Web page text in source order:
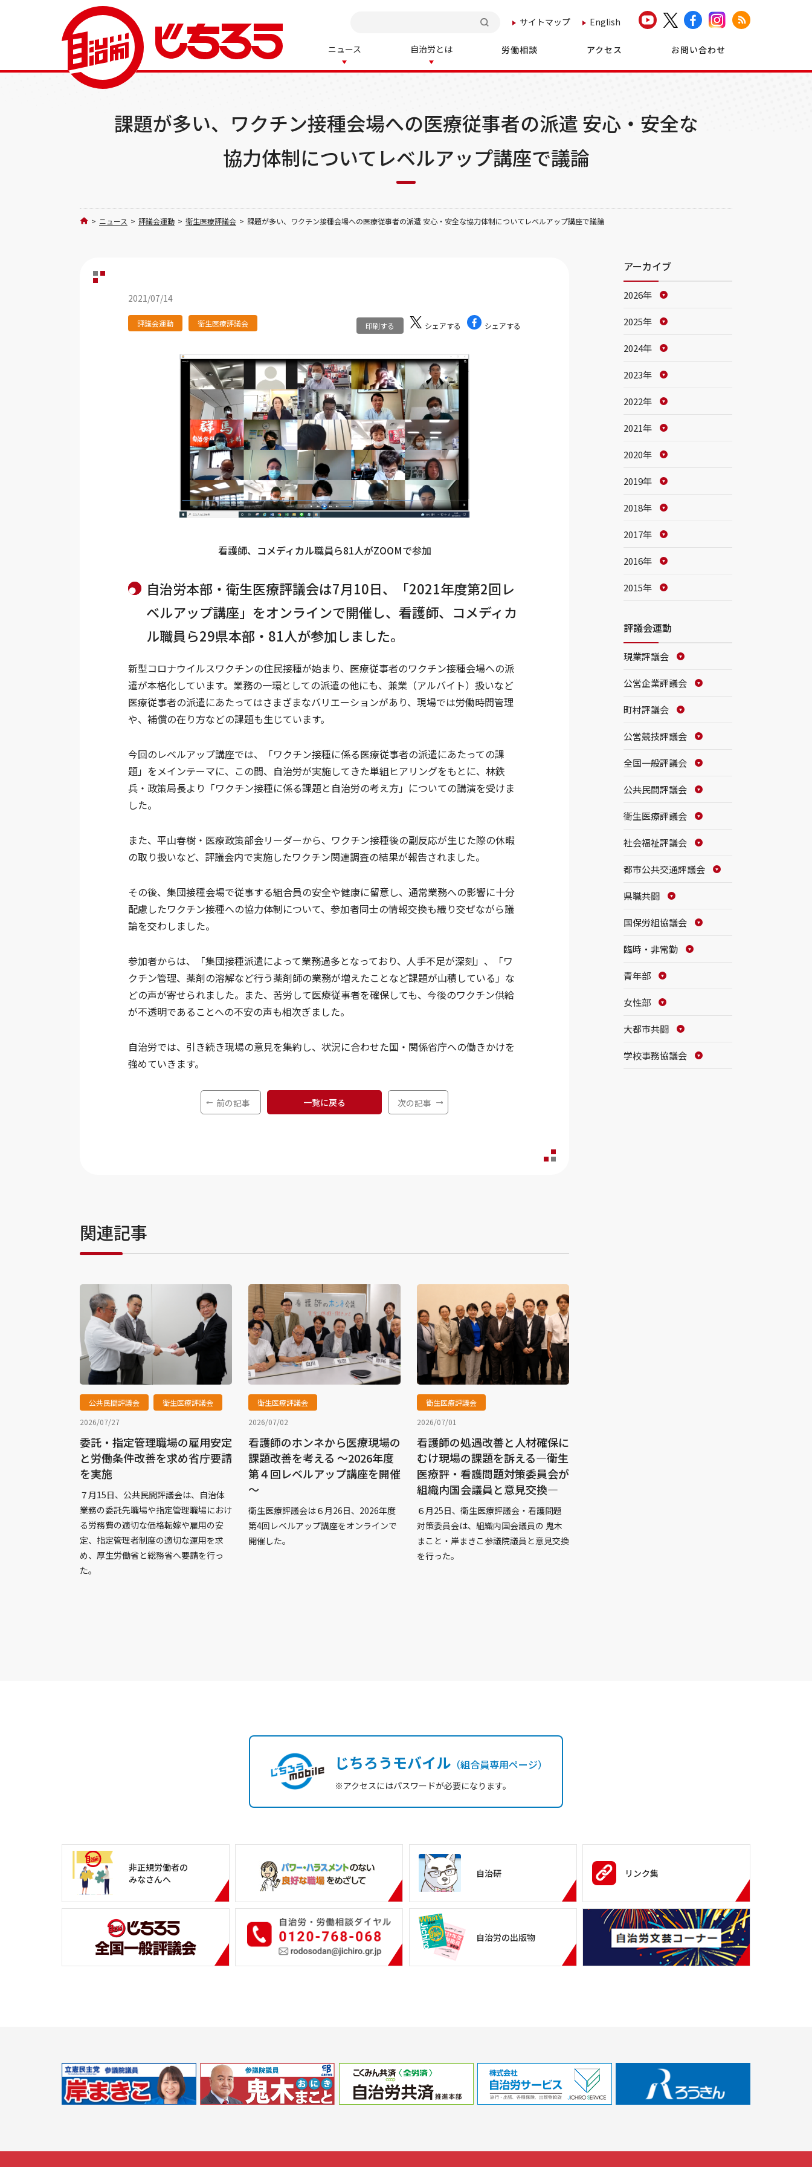
検索 サイトマップ English
ニュース 自治労とは 労働相談 アクセス お問い合わせ
課題が多い、ワクチン接種会場への医療従事者の派遣 安心・安全な
協力体制についてレベルアップ講座で議論
> ニュース > 評議会運動 > 衛生医療評議会 > 課題が多い、ワクチン接種会場への医療従事者の派遣 安心・安全な協力体制についてレベルアップ講座で議論
2021/07/14
評議会運動 衛生医療評議会 印刷する シェアする シェアする
看護師、コメディカル職員ら81人がZOOMで参加
自治労本部・衛生医療評議会は7月10日、「2021年度第2回レ
ベルアップ講座」をオンラインで開催し、看護師、コメディカ
ル職員ら29県本部・81人が参加しました。
新型コロナウイルスワクチンの住民接種が始まり、医療従事者のワクチン接種会場への派
遣が本格化しています。業務の一環としての派遣の他にも、兼業（アルバイト）扱いなど
医療従事者の派遣にあたってはさまざまなバリエーションがあり、現場では労働時間管理
や、補償の在り方などの課題も生じています。
今回のレベルアップ講座では、「ワクチン接種に係る医療従事者の派遣にあたっての課
題」をメインテーマに、この間、自治労が実施してきた単組ヒアリングをもとに、林鉄
兵・政策局長より「ワクチン接種に係る課題と自治労の考え方」についての講演を受けま
した。
また、平山春樹・医療政策部会リーダーから、ワクチン接種後の副反応が生じた際の休暇
の取り扱いなど、評議会内で実施したワクチン関連調査の結果が報告されました。
その後、集団接種会場で従事する組合員の安全や健康に留意し、通常業務への影響に十分
配慮したワクチン接種への協力体制について、参加者同士の情報交換も織り交ぜながら議
論を交わしました。
参加者からは、「集団接種派遣によって業務過多となっており、人手不足が深刻」、「ワ
クチン管理、薬剤の溶解など行う薬剤師の業務が増えたことなど課題が山積している」な
どの声が寄せられました。また、苦労して医療従事者を確保しても、今後のワクチン供給
が不透明であることへの不安の声も相次ぎました。
自治労では、引き続き現場の意見を集約し、状況に合わせた国・関係省庁への働きかけを
強めていきます。
前の記事 一覧に戻る 次の記事
関連記事
公共民間評議会
衛生医療評議会
2026/07/27
委託・指定管理職場の雇用安定
と労働条件改善を求め省庁要請
を実施
７月15日、公共民間評議会は、自治体
業務の委託先職場や指定管理職場におけ
る労務費の適切な価格転嫁や雇用の安
定、指定管理者制度の適切な運用を求
め、厚生労働省と総務省へ要請を行っ
た。
衛生医療評議会
2026/07/02
看護師のホンネから医療現場の
課題改善を考える ～2026年度
第４回レベルアップ講座を開催
～
衛生医療評議会は６月26日、2026年度
第4回レベルアップ講座をオンラインで
開催した。
衛生医療評議会
2026/07/01
看護師の処遇改善と人材確保に
むけ現場の課題を訴える―衛生
医療評・看護問題対策委員会が
組織内国会議員と意見交換―
６月25日、衛生医療評議会・看護問題
対策委員会は、組織内国会議員の 鬼木
まこと・岸まきこ参議院議員と意見交換
を行った。
アーカイブ
2026年
2025年
2024年
2023年
2022年
2021年
2020年
2019年
2018年
2017年
2016年
2015年
評議会運動
現業評議会
公営企業評議会
町村評議会
公営競技評議会
全国一般評議会
公共民間評議会
衛生医療評議会
社会福祉評議会
都市公共交通評議会
県職共闘
国保労組協議会
臨時・非常勤
青年部
女性部
大都市共闘
学校事務協議会
じちろうモバイル（組合員専用ページ）
※アクセスにはパスワードが必要になります。
非正規労働者の
みなさんへ
自治研 リンク集
自治労の出版物